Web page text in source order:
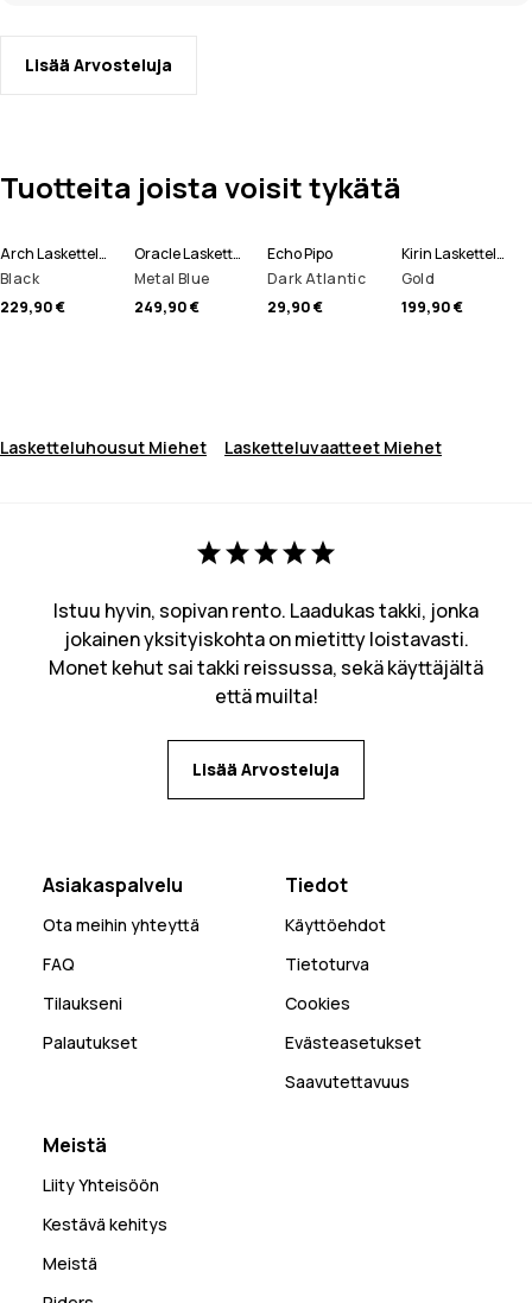
Lisää Arvosteluja
Tuotteita joista voisit tykätä
Arch Lasketteluhousut Miehet
Black
229,90 €
Oracle Laskettelutakki Miehet
Metal Blue
249,90 €
Echo Pipo
Dark Atlantic
29,90 €
Kirin Lasketteluhousut Miehet
Gold
199,90 €
Lasketteluhousut Miehet Lasketteluvaatteet Miehet
Istuu hyvin, sopivan rento. Laadukas takki, jonka
jokainen yksityiskohta on mietitty loistavasti.
Monet kehut sai takki reissussa, sekä käyttäjältä
että muilta!
Lisää Arvosteluja
Asiakaspalvelu
Ota meihin yhteyttä
FAQ
Tilaukseni
Palautukset
Tiedot
Käyttöehdot
Tietoturva
Cookies
Evästeasetukset
Saavutettavuus
Meistä
Liity Yhteisöön
Kestävä kehitys
Meistä